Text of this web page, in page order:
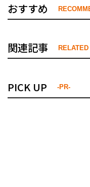
おすすめ
関連記事
PICK UP -PR-